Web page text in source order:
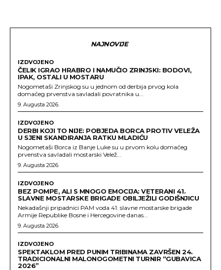
NAJNOVIJE
IZDVOJENO
ČELIK IGRAO HRABRO I NAMUČIO ZRINJSKI: BODOVI,
IPAK, OSTALI U MOSTARU
Nogometaši Zrinjskog su u jednom od derbija prvog kola
domaćeg prvenstva savladali povratnika u...
9. Augusta 2026.
IZDVOJENO
DERBI KOJI TO NIJE: POBJEDA BORCA PROTIV VELEŽA
U SJENI SKANDIRANJA RATKU MLADIĆU
Nogometaši Borca iz Banje Luke su u prvom kolu domaćeg
prvenstva savladali mostarski Velež...
9. Augusta 2026.
IZDVOJENO
BEZ POMPE, ALI S MNOGO EMOCIJA: VETERANI 41.
SLAVNE MOSTARSKE BRIGADE OBILJEŽILI GODIŠNJICU
Nekadašnji pripadnici PAM voda 41. slavne mostarske brigade
Armije Republike Bosne i Hercegovine danas...
9. Augusta 2026.
IZDVOJENO
SPEKTAKLOM PRED PUNIM TRIBINAMA ZAVRŠEN 24.
TRADICIONALNI MALONOGOMETNI TURNIR “GUBAVICA
2026”